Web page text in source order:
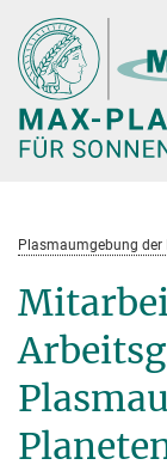
Hauptinhalt
Plasmaumgebung der